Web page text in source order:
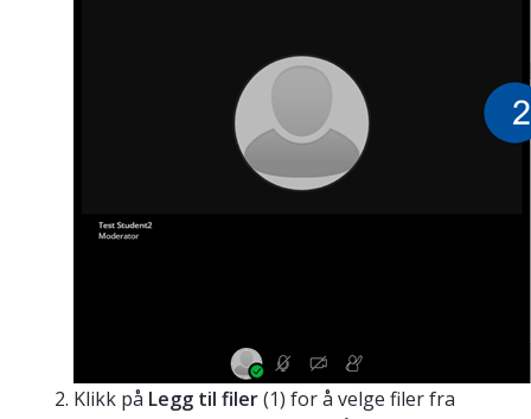
Klikk på Legg til filer(1) for å velge filer fra